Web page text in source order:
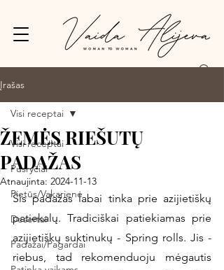
Įrašas
Visi receptai
Pusryčiai
Pietūs/Vakarienė
Desertai
Padažai/Pagardai
Visi receptai
ŽEMĖS RIEŠUTŲ
PADAŽAS
Atnaujinta: 2024-11-13
Šis padažas labai tinka prie azijietiškų
patiekalų. Tradiciškai patiekiamas prie
azijietiškų suktinukų - Spring rolls. Jis -
riebus, tad rekomenduoju mėgautis